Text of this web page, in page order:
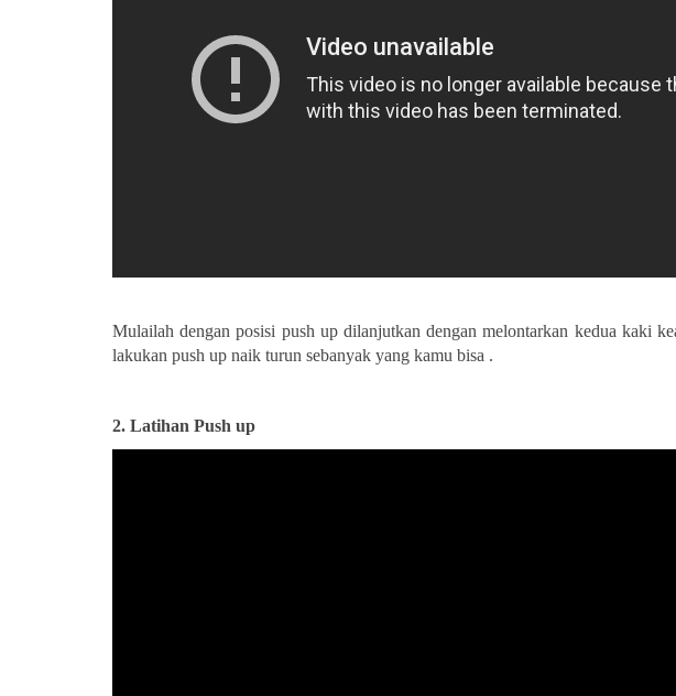
Mulailah dengan posisi push up dilanjutkan dengan melontarkan kedua kaki
lakukan push up naik turun sebanyak yang kamu bisa .
2. Latihan Push up